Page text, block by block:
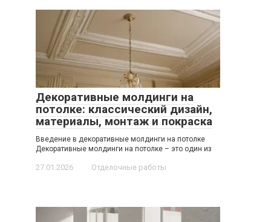
Декоративные молдинги на
потолке: классический дизайн,
материалы, монтаж и покраска
Введение в декоративные молдинги на потолке
Декоративные молдинги на потолке – это один из
27.01.2026 Отделочные работы